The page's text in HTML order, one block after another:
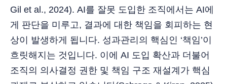
Gil et al., 2024). AI를 잘못 도입한 조직에서는 AI에
게 판단을 미루고, 결과에 대한 책임을 회피하는 현
상이 발생하게 됩니다. 성과관리의 핵심인 ‘책임’이
흐릿해지는 것입니다. 이에 AI 도입 확산과 더불어
조직의 의사결정 권한 및 책임 구조 재설계가 핵심